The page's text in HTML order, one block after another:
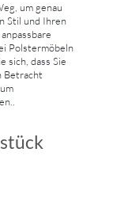
um genau
Stil und Ihren
Polstermöbeln
sich, dass Sie
Betracht